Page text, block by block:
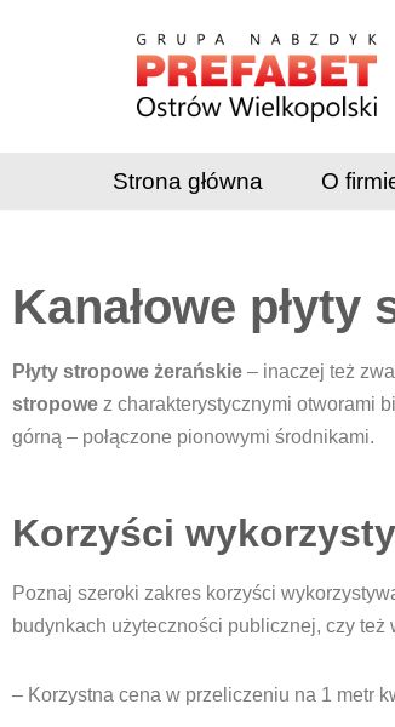
Strona główna O
Kanałowe
Płyty stropowe żerańskie – inaczej też
stropowe z charakterystycznymi otworami
górną – połączone pionowymi środnikami.
Korzyści
Poznaj szeroki zakres korzyści
budynkach użyteczności publicznej, czy też
– Korzystna cena w przeliczeniu na 1 metr